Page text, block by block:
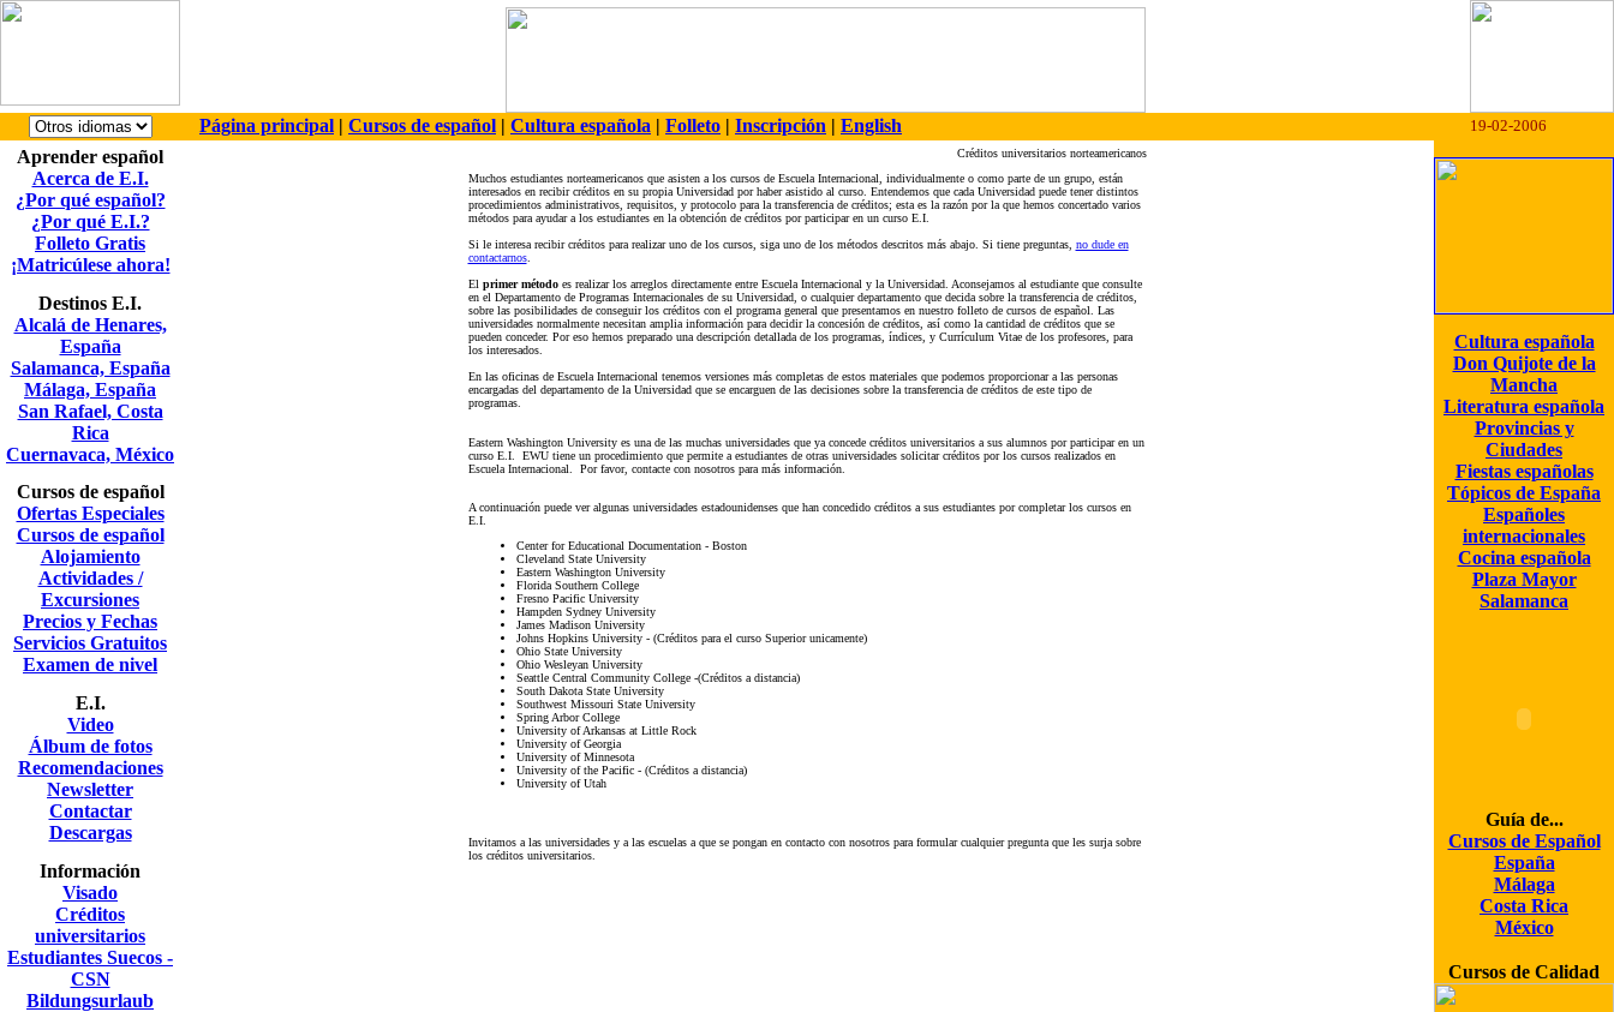
Página principal | Cursos de español | Cultura española | Folleto | Inscripción | English 19-02-2006
Aprender español
Acerca de E.I.
¿Por qué español?
¿Por qué E.I.?
Folleto Gratis
¡Matricúlese ahora!
Destinos E.I.
Alcalá de Henares,
España
Salamanca, España
Málaga, España
San Rafael, Costa
Rica
Cuernavaca, México
Cursos de español
Ofertas Especiales
Cursos de español
Alojamiento
Actividades /
Excursiones
Precios y Fechas
Servicios Gratuitos
Examen de nivel
E.I.
Video
Álbum de fotos
Recomendaciones
Newsletter
Contactar
Descargas
Información
Visado
Créditos
universitarios
Estudiantes Suecos -
CSN
Bildungsurlaub
Créditos universitarios norteamericanos
Muchos estudiantes norteamericanos que asisten a los cursos de Escuela Internacional, individualmente o como parte de un grupo, están
interesados en recibir créditos en su propia Universidad por haber asistido al curso. Entendemos que cada Universidad puede tener distintos
procedimientos administrativos, requisitos, y protocolo para la transferencia de créditos; esta es la razón por la que hemos concertado varios
métodos para ayudar a los estudiantes en la obtención de créditos por participar en un curso E.I.
Si le interesa recibir créditos para realizar uno de los cursos, siga uno de los métodos descritos más abajo. Si tiene preguntas, no dude en
contactarnos.
El primer métodoes realizar los arreglos directamente entre Escuela Internacional y la Universidad. Aconsejamos al estudiante que consulte
en el Departamento de Programas Internacionales de su Universidad, o cualquier departamento que decida sobre la transferencia de créditos,
sobre las posibilidades de conseguir los créditos con el programa general que presentamos en nuestro folleto de cursos de español. Las
universidades normalmente necesitan amplia información para decidir la concesión de créditos, así como la cantidad de créditos que se
pueden conceder. Por eso hemos preparado una descripción detallada de los programas, índices, y Currículum Vitae de los profesores, para
los interesados.
En las oficinas de Escuela Internacional tenemos versiones más completas de estos materiales que podemos proporcionar a las personas
encargadas del departamento de la Universidad que se encarguen de las decisiones sobre la transferencia de créditos de este tipo de
programas.
Eastern Washington University es una de las muchas universidades que ya concede créditos universitarios a sus alumnos por participar en un
curso E.I. EWU tiene un procedimiento que permite a estudiantes de otras universidades solicitar créditos por los cursos realizados en
Escuela Internacional. Por favor, contacte con nosotros para más información.
A continuación puede ver algunas universidades estadounidenses que han concedido créditos a sus estudiantes por completar los cursos en
E.I.
Center for Educational Documentation - Boston
Cleveland State University
Eastern Washington University
Florida Southern College
Fresno Pacific University
Hampden Sydney University
James Madison University
Johns Hopkins University - (Créditos para el curso Superior unicamente)
Ohio State University
Ohio Wesleyan University
Seattle Central Community College -(Créditos a distancia)
South Dakota State University
Southwest Missouri State University
Spring Arbor College
University of Arkansas at Little Rock
University of Georgia
University of Minnesota
University of the Pacific - (Créditos a distancia)
University of Utah
Invitamos a las universidades y a las escuelas a que se pongan en contacto con nosotros para formular cualquier pregunta que les surja sobre
los créditos universitarios.
Cultura española
Don Quijote de la
Mancha
Literatura española
Provincias y
Ciudades
Fiestas españolas
Tópicos de España
Españoles
internacionales
Cocina española
Plaza Mayor
Salamanca
Guía de...
Cursos de Español
España
Málaga
Costa Rica
México
Cursos de Calidad